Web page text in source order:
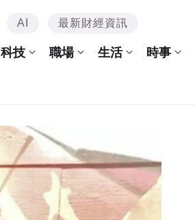
AI 最新財經資訊
科技 職場 生活 時事